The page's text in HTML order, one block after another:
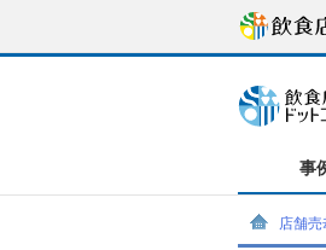
事
店舗